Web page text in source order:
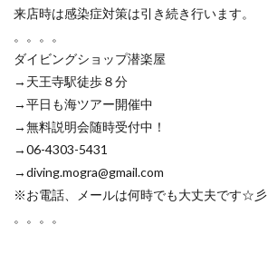
来店時は感染症対策は引き続き行います。
。。。。
ダイビングショップ潜楽屋
→天王寺駅徒歩８分
→平日も海ツアー開催中
→無料説明会随時受付中！
→06-4303-5431
→diving.mogra@gmail.com
※お電話、メールは何時でも大丈夫です☆彡
。。。。